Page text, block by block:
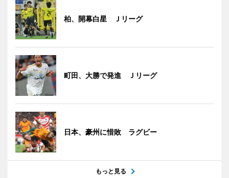
柏、開幕白星 Ｊリーグ
町田、大勝で発進 Ｊリーグ
日本、豪州に惜敗 ラグビー
もっと見る